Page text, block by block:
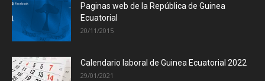
Paginas web de la República de Guinea
Ecuatorial
20/11/2015
Calendario laboral de Guinea Ecuatorial 2022
29/01/2021